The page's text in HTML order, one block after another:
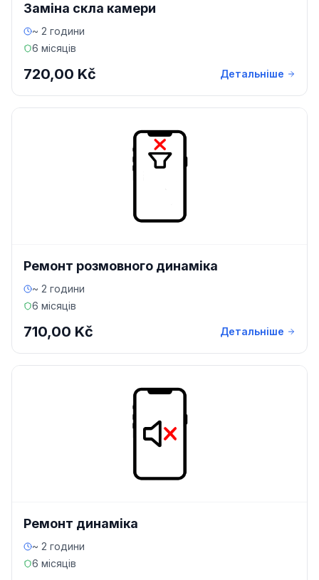
Заміна скла камери
~ 2 години
6 місяців
720,00 Kč Детальніше
Ремонт розмовного динаміка
~ 2 години
6 місяців
710,00 Kč Детальніше
Ремонт динаміка
~ 2 години
6 місяців